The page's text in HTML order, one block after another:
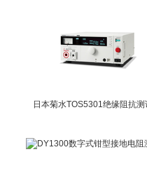
日本菊水TOS5301绝缘阻抗测